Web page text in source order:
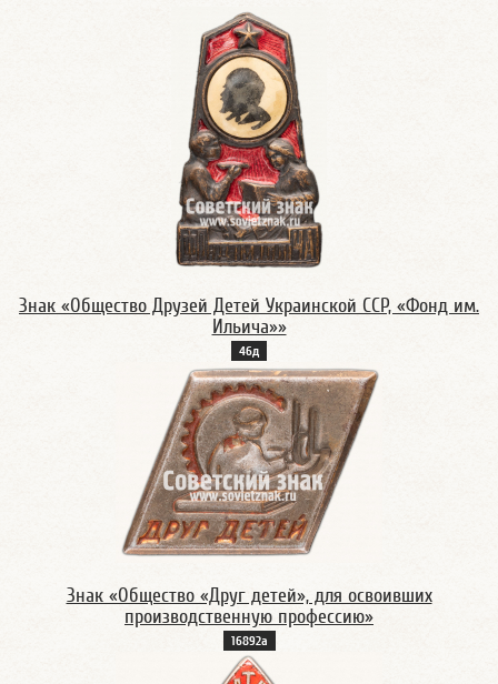
Знак «Общество Друзей Детей Украинской ССР, «Фонд им.
Ильича»»
46д
Знак «Общество «Друг детей», для освоивших
производственную профессию»
16892а